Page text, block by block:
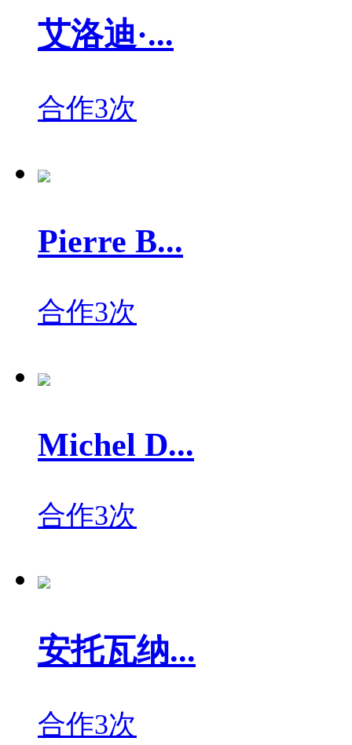
艾洛迪·...
合作3次
Pierre B...
合作3次
Michel D...
合作3次
安托瓦纳...
合作3次